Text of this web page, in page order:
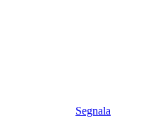
Segnala